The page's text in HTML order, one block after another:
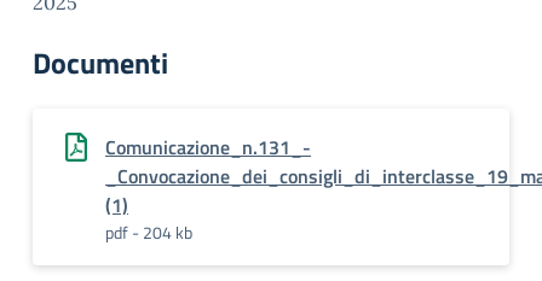
Documenti
Comunicazione_n.131_-
(1)
pdf - 204 kb